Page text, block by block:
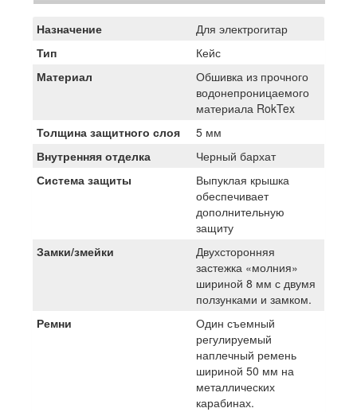
Назначение
Для электрогитар
Тип
Кейс
Материал
Обшивка из прочного
водонепроницаемого
материала RokTex
Толщина защитного слоя
5 мм
Внутренняя отделка
Черный бархат
Система защиты
Выпуклая крышка
обеспечивает
дополнительную
защиту
Замки/змейки
Двухсторонняя
застежка «молния»
шириной 8 мм с двумя
ползунками и замком.
Ремни
Один съемный
регулируемый
наплечный ремень
шириной 50 мм на
металлических
карабинах.